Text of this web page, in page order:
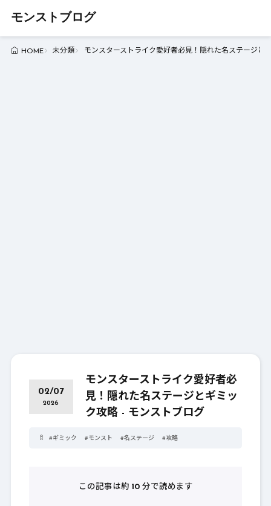
モンストブログ
HOME 未分類 モンスターストライク愛好者必見！隠れた名ステージと
02/07
2026
モンスターストライク愛好者必
見！隠れた名ステージとギミッ
ク攻略 - モンストブログ
#ギミック #モンスト #名ステージ #攻略
この記事は約 10分で読めます